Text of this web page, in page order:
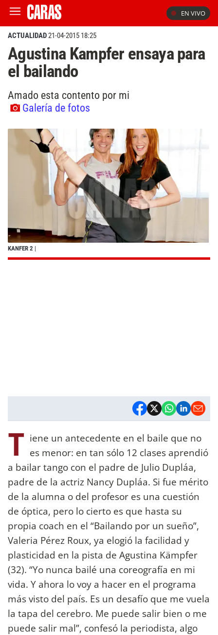
EN VIVO
ACTUALIDAD21-04-2015 18:25
Agustina Kampfer ensaya para
el bailando
Amado esta contento por mi
Galería de fotos
KANFER 2 |
T iene un antecedente en el baile que no
es menor: en tan sólo 12 clases aprendió
a bailar tango con el padre de Julio Dupláa,
padre de la actriz Nancy Dupláa. Si fue mérito
de la alumna o del profesor es una cuestión
de óptica, pero lo cierto es que hasta su
propia coach en el “Bailando por un sueño”,
Valeria Pérez Roux, ya elogió la facilidad y
plasticidad en la pista de Agustina Kämpfer
(32). “Yo nunca bailé una coreografía en mi
vida. Y ahora lo voy a hacer en el programa
más visto del país. Es un desafío que me vuela
la tapa del cerebro. Me puede salir bien o me
puede salir mal”, confesó la periodista, algo